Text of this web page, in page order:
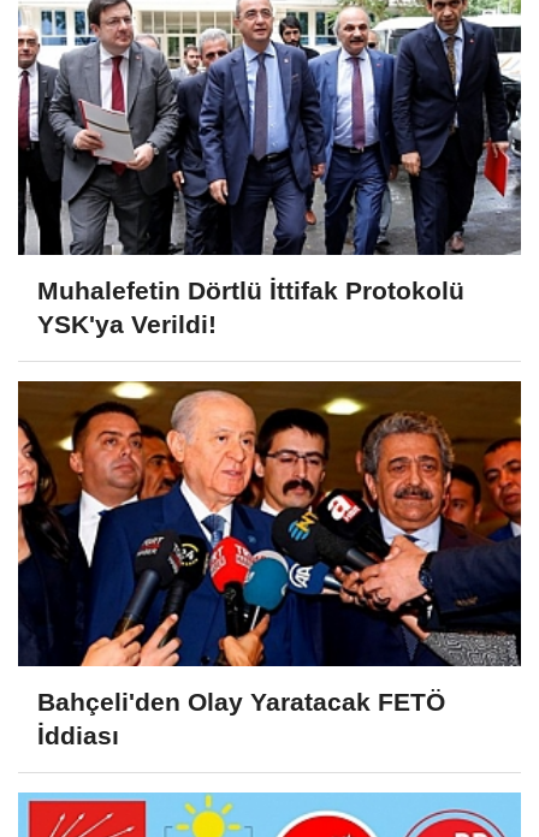
Muhalefetin Dörtlü İttifak Protokolü
YSK'ya Verildi!
Bahçeli'den Olay Yaratacak FETÖ
İddiası